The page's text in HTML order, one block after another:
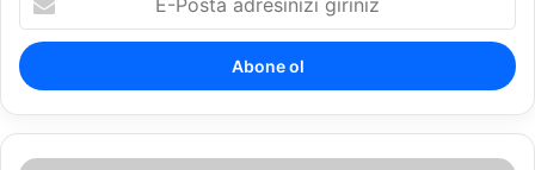
Posta
adresinizi
giriniz